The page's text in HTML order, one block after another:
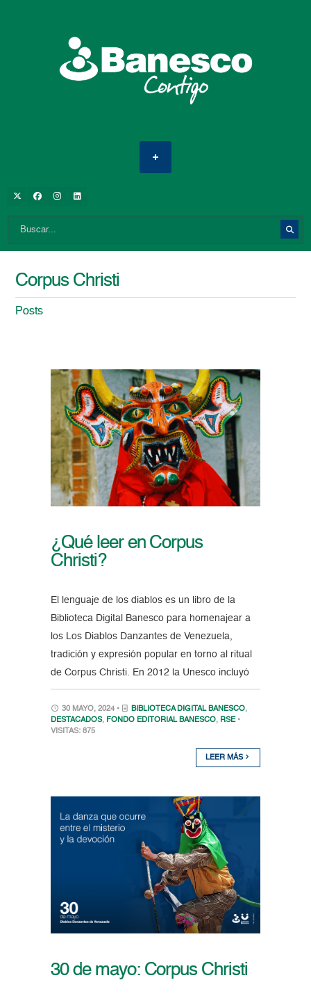
Corpus Christi
Posts
¿Qué leer en Corpus
Christi?
El lenguaje de los diablos es un libro de la
Biblioteca Digital Banesco para homenajear a
los Los Diablos Danzantes de Venezuela,
tradición y expresión popular en torno al ritual
de Corpus Christi. En 2012 la Unesco incluyó
30 MAYO, 2024 • BIBLIOTECA DIGITAL BANESCO,
DESTACADOS, FONDO EDITORIAL BANESCO, RSE •
VISITAS: 875
LEER MÁS
30 de mayo: Corpus Christi